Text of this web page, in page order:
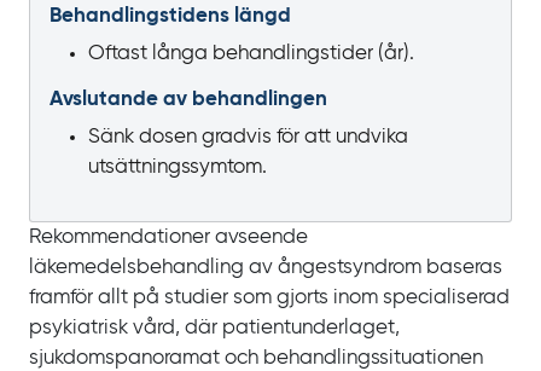
Behandlingstidens längd
Oftast långa behandlingstider (år).
Avslutande av behandlingen
Sänk dosen gradvis för att undvika
utsättningssymtom.
Rekommendationer avseende
läkemedelsbehandling av ångestsyndrom baseras
framför allt på studier som gjorts inom specialiserad
psykiatrisk vård, där patientunderlaget,
sjukdomspanoramat och behandlingssituationen